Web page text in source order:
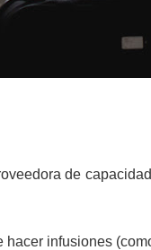
de
infusiones